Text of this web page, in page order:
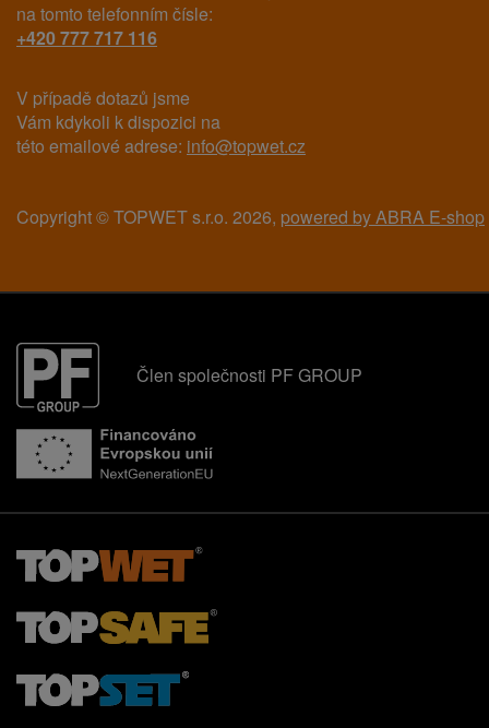
na tomto telefonním čísle:
+420 777 717 116
V případě dotazů jsme
Vám kdykoli k dispozici na
této emailové adrese: info@topwet.cz
Copyright © TOPWET s.r.o. 2026, powered by ABRA E-shop
Člen společnosti PF GROUP